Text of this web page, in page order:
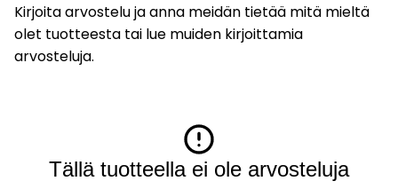
Kirjoita arvostelu ja anna meidän tietää mitä mieltä
olet tuotteesta tai lue muiden kirjoittamia
arvosteluja.
Tällä tuotteella ei ole arvosteluja